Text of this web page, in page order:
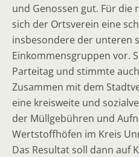
und Genossen gut. Für
sich der Ortsverein eine
insbesondere der unteren
Einkommensgruppen vor.
Parteitag und stimmte
Zusammen mit dem
eine kreisweite und
der Müllgebühren und
Wertstoffhöfen im Kreis
Das Resultat soll dann auf